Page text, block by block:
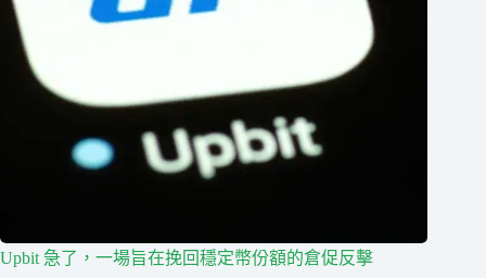
Upbit 急了，一場旨在挽回穩定幣份額的倉促反擊